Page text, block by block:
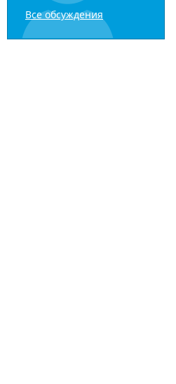
Все обсуждения